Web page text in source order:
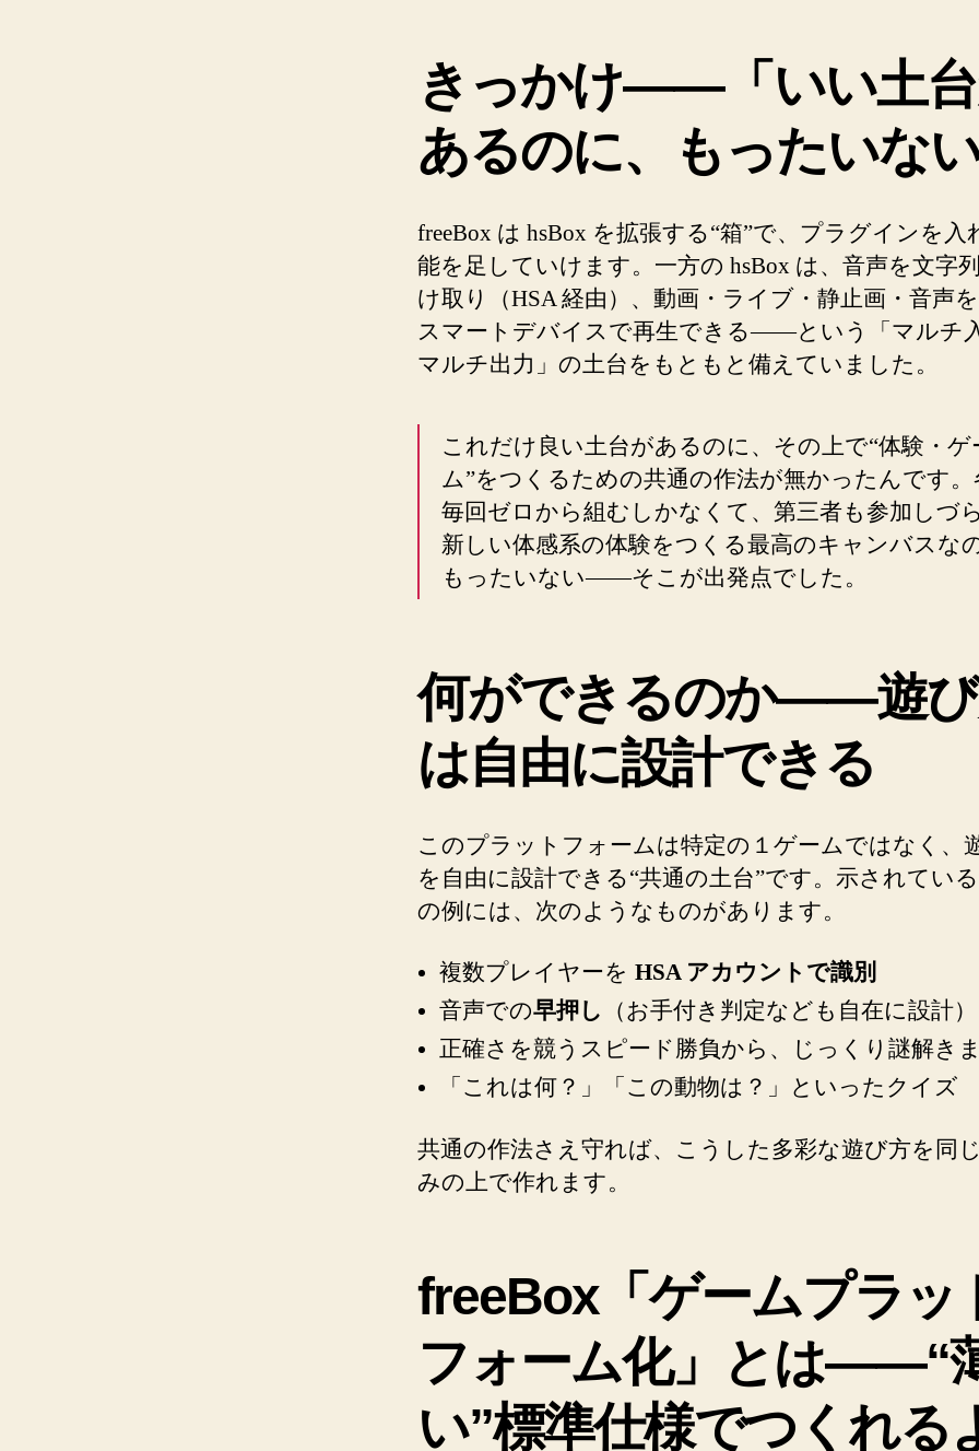
きっかけ——「いい土
あるのに、もったいない
freeBox は hsBox を拡張する“箱”で、プラグインを入
能を足していけます。一方の hsBox は、音声を文字
け取り（HSA 経由）、動画・ライブ・静止画・音声
スマートデバイスで再生できる——という「マルチ
マルチ出力」の土台をもともと備えていました。
これだけ良い土台があるのに、その上で“体験・ゲ
ム”をつくるための共通の作法が無かったんです。
毎回ゼロから組むしかなくて、第三者も参加しづら
新しい体感系の体験をつくる最高のキャンバスなの
もったいない——そこが出発点でした。
何ができるのか——遊
は自由に設計できる
このプラットフォームは特定の１ゲームではなく、
を自由に設計できる“共通の土台”です。示されてい
の例には、次のようなものがあります。
複数プレイヤーを HSA アカウントで識別
音声での早押し
（お手付き判定なども自在に設計）
正確さを競うスピード勝負から、じっくり謎解き
「これは何？」「この動物は？」といったクイズ
共通の作法さえ守れば、こうした多彩な遊び方を同
みの上で作れます。
freeBox「ゲームプラッ
フォーム化」とは——“
い”標準仕様でつくれる